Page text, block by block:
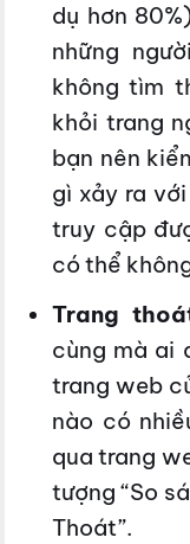
dụ hơn
những
không tìm
khỏi trang
bạn nên
gì xảy ra
truy cập
có thể
Trang
cùng mà ai
trang web
nào có
qua trang
tượng “So
Thoát”.